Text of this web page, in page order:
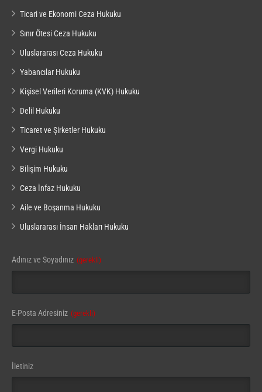
Ticari ve Ekonomi Ceza Hukuku
Sınır Ötesi Ceza Hukuku
Uluslararası Ceza Hukuku
Yabancılar Hukuku
Kişisel Verileri Koruma (KVK) Hukuku
Delil Hukuku
Ticaret ve Şirketler Hukuku
Vergi Hukuku
Bilişim Hukuku
Ceza İnfaz Hukuku
Aile ve Boşanma Hukuku
Uluslararası İnsan Hakları Hukuku
Adınız ve Soyadınız (gerekli)
E-Posta Adresiniz (gerekli)
İletiniz